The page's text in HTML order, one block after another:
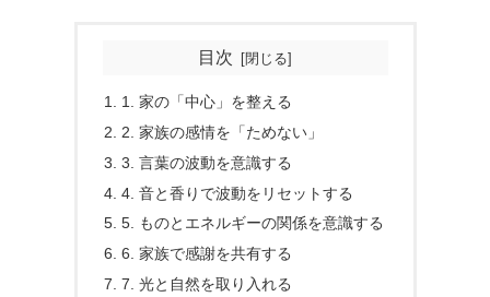
目次
1. 家の「中心」を整える
2. 家族の感情を「ためない」
3. 言葉の波動を意識する
4. 音と香りで波動をリセットする
5. ものとエネルギーの関係を意識する
6. 家族で感謝を共有する
7. 光と自然を取り入れる